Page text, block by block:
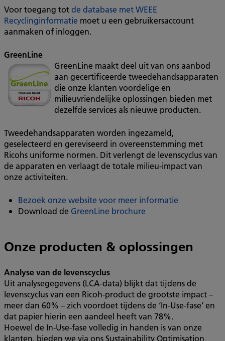
Voor toegang totde database met WEEE
Recyclinginformatie moet u een gebruikersaccount
aanmaken of inloggen.
GreenLine
GreenLine maakt deel uit van ons aanbod
aan gecertificeerde tweedehandsapparaten
die onze klanten voordelige en
milieuvriendelijke oplossingen bieden met
dezelfde services als nieuwe producten.
Tweedehandsapparaten worden ingezameld,
geselecteerd en gereviseerd in overeenstemming met
Ricohs uniforme normen. Dit verlengt de levenscyclus van
de apparaten en verlaagt de totale milieu-impact van
onze activiteiten.
Bezoek onze website voor meer informatie
Download de GreenLine brochure
Onze producten & oplossingen
Analyse van de levenscyclus
Uit analysegegevens (LCA-data) blijkt dat tijdens de
levenscyclus van een Ricoh-product de grootste impact –
meer dan 60% – zich voordoet tijdens de ‘In-Use-fase’ en
dat papier hierin een aandeel heeft van 78%.
Hoewel de In-Use-fase volledig in handen is van onze
klanten, bieden we via ons Sustainability Optimisation